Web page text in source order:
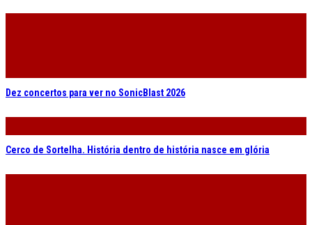
Dez concertos para ver no SonicBlast 2026
Cerco de Sortelha. História dentro de história nasce em glória